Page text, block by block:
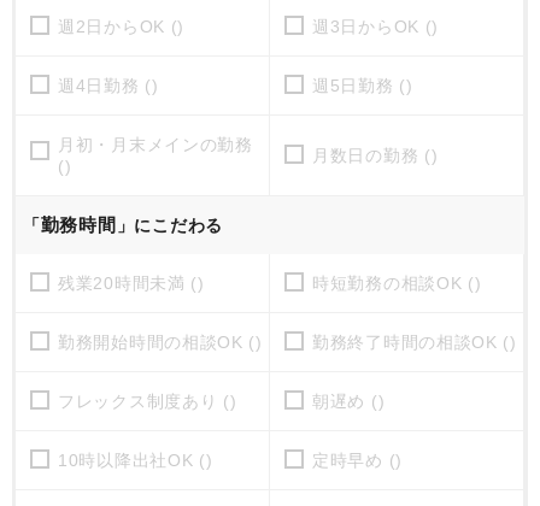
週2日からOK () 週3日からOK ()
週4日勤務 () 週5日勤務 ()
月初・月末メインの勤務
()
月数日の勤務 ()
「勤務時間 」にこだわる
残業20時間未満 () 時短勤務の相談OK ()
勤務開始時間の相談OK () 勤務終了時間の相談OK ()
フレックス制度あり () 朝遅め ()
10時以降出社OK () 定時早め ()